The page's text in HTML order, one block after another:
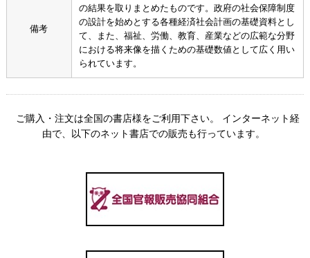
備考
の結果を取りまとめたものです。政府の社会保障制度
の設計を始めとする各種経済社会計画の基礎資料とし
て、また、福祉、労働、教育、産業などの広範な分野
における将来像を描くための基礎数値として広く用い
られています。
ご購入・注文は全国の書店様をご利用下さい。 インターネット経
由で、以下のネット書店での販売も行っています。